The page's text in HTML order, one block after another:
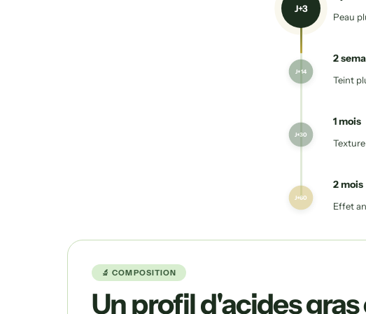
J+3
Peau
J+14
2
Teint
J+30
1 mois
J+60
2 mois
Effet
🔬 COMPOSITION
Un profil d'acides